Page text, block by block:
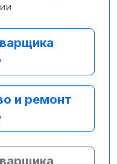
и ремонт